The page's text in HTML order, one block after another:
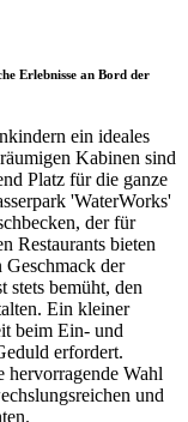
Erlebnisse an Bord der
ein ideales
Kabinen sind
Platz für die ganze
'WaterWorks'
der für
Restaurants bieten
Geschmack der
stets bemüht, den
Ein kleiner
beim Ein- und
erfordert.
hervorragende Wahl
und